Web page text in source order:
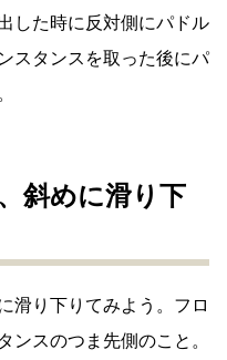
した時に反対側にパドル
スタンスを取った後にパ
斜めに滑り下
滑り下りてみよう。フロ
ンスのつま先側のこと。